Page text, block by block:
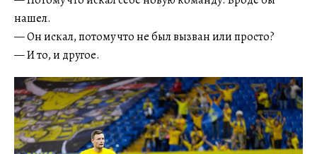
нашел.
— Он искал, потому что не был вызван или просто?
— И то, и другое.